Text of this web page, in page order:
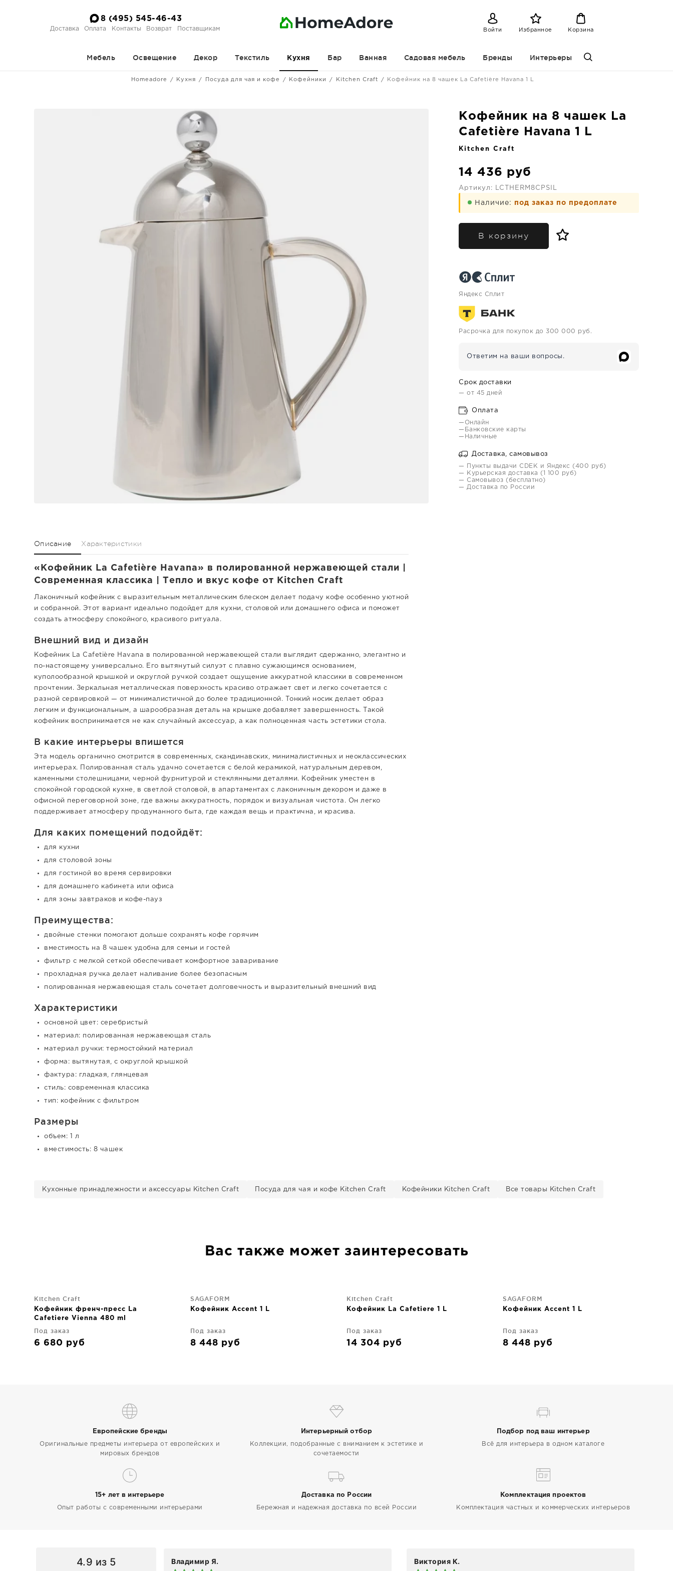
8 (495) 545-46-43
Доставка Оплата Контакты Возврат Поставщикам Войти Избранное Корзина
Мебель Освещение Декор Текстиль Кухня Бар Ванная Садовая мебель Бренды Интерьеры
Homeadore Кухня Посуда для чая и кофе Кофейники Kitchen Craft Кофейник на 8 чашек La Cafetière Havana 1 L
Кофейник на 8 чашек La
Cafetière Havana 1 L
Kitchen Craft
14 436 руб
Артикул: LCTHERM8CPSIL
Наличие: под заказ по предоплате
В корзину
Яндекс Сплит
Расрочка для покупок до 300 000 руб.
Ответим на ваши вопросы.
Срок доставки
— от 45 дней
Оплата
—Онлайн
—Банковские карты
—Наличные
Доставка, самовывоз
— Пункты выдачи CDEK и Яндекс (400 руб)
— Курьерская доставка (1 100 руб)
— Самовывоз (бесплатно)
— Доставка по России
Описание Характеристики
«Кофейник La Cafetière Havana» в полированной нержавеющей стали |
Современная классика | Тепло и вкус кофе от Kitchen Craft
Лаконичный кофейник с выразительным металлическим блеском делает подачу кофе особенно уютной
и собранной. Этот вариант идеально подойдет для кухни, столовой или домашнего офиса и поможет
создать атмосферу спокойного, красивого ритуала.
Внешний вид и дизайн
Кофейник La Cafetière Havana в полированной нержавеющей стали выглядит сдержанно, элегантно и
по-настоящему универсально. Его вытянутый силуэт с плавно сужающимся основанием,
куполообразной крышкой и округлой ручкой создает ощущение аккуратной классики в современном
прочтении. Зеркальная металлическая поверхность красиво отражает свет и легко сочетается с
разной сервировкой — от минималистичной до более традиционной. Тонкий носик делает образ
легким и функциональным, а шарообразная деталь на крышке добавляет завершенность. Такой
кофейник воспринимается не как случайный аксессуар, а как полноценная часть эстетики стола.
В какие интерьеры впишется
Эта модель органично смотрится в современных, скандинавских, минималистичных и неоклассических
интерьерах. Полированная сталь удачно сочетается с белой керамикой, натуральным деревом,
каменными столешницами, черной фурнитурой и стеклянными деталями. Кофейник уместен в
спокойной городской кухне, в светлой столовой, в апартаментах с лаконичным декором и даже в
офисной переговорной зоне, где важны аккуратность, порядок и визуальная чистота. Он легко
поддерживает атмосферу продуманного быта, где каждая вещь и практична, и красива.
Для каких помещений подойдёт:
для кухни
для столовой зоны
для гостиной во время сервировки
для домашнего кабинета или офиса
для зоны завтраков и кофе-пауз
Преимущества:
двойные стенки помогают дольше сохранять кофе горячим
вместимость на 8 чашек удобна для семьи и гостей
фильтр с мелкой сеткой обеспечивает комфортное заваривание
прохладная ручка делает наливание более безопасным
полированная нержавеющая сталь сочетает долговечность и выразительный внешний вид
Характеристики
основной цвет: серебристый
материал: полированная нержавеющая сталь
материал ручки: термостойкий материал
форма: вытянутая, с округлой крышкой
фактура: гладкая, глянцевая
стиль: современная классика
тип: кофейник с фильтром
Размеры
объем: 1 л
вместимость: 8 чашек
Кухонные принадлежности и аксессуары Kitchen Craft Посуда для чая и кофе Kitchen Craft Кофейники Kitchen Craft Все товары Kitchen Craft
Вас также может заинтересовать
Kitchen Craft
Кофейник френч-пресс La
Cafetiere Vienna 480 ml
Под заказ
6 680 руб
SAGAFORM
Кофейник Accent 1 L
Под заказ
8 448 руб
Kitchen Craft
Кофейник La Cafetiere 1 L
Под заказ
14 304 руб
SAGAFORM
Кофейник Accent 1 L
Под заказ
8 448 руб
Европейские бренды
Оригинальные предметы интерьера от европейских и
мировых брендов
Интерьерный отбор
Коллекции, подобранные с вниманием к эстетике и
сочетаемости
Подбор под ваш интерьер
Всё для интерьера в одном каталоге
15+ лет в интерьере
Опыт работы с современными интерьерами
Доставка по России
Бережная и надежная доставка по всей России
Комплектация проектов
Комплектация частных и коммерческих интерьеров
4.9 из 5 Владимир Я. Виктория К.